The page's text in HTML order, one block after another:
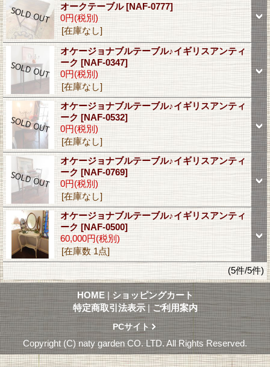
オークテーブル[NAF-0777]
0円(税別)
[在庫なし]
オケージョナブルテーブル♪イギリスアンティ
ーク [NAF-0347]
0円(税別)
[在庫なし]
オケージョナブルテーブル♪イギリスアンティ
ーク [NAF-0532]
0円(税別)
[在庫なし]
オケージョナブルテーブル♪イギリスアンティ
ーク [NAF-0769]
0円(税別)
[在庫なし]
オケージョナブルテーブル♪イギリスアンティ
ーク [NAF-0500]
60,000円(税別)
[在庫数 1点]
(5件/5件)
HOME | ショッピングカート
特定商取引法表示 | ご利用案内
PCサイト
Copyright (C) naty garden CO. LTD. All Rights Reserved.